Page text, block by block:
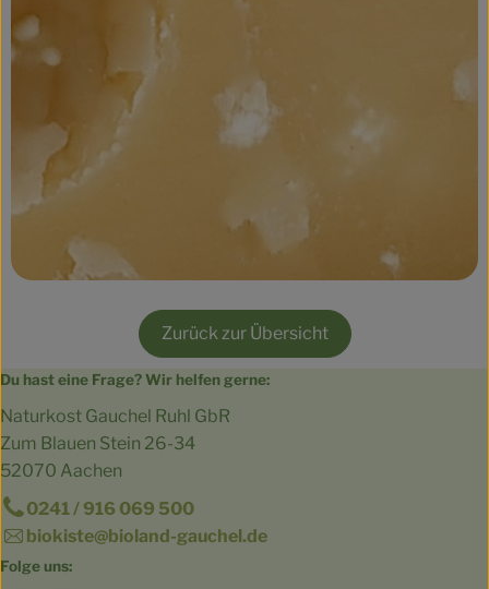
Zurück zur Übersicht
Du hast eine Frage? Wir helfen gerne:
Naturkost Gauchel Ruhl GbR
Zum Blauen Stein 26-34
52070 Aachen
0241 / 916 069 500
biokiste@bioland-gauchel.de
Folge uns: